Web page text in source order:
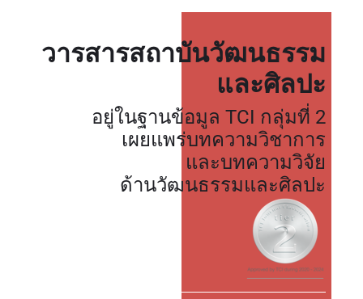
วารสารสถาบันวัฒนธรรม
และศิลปะ
อยู่ในฐานข้อมูล TCI กลุ่มที่ 2
เผยแพร่บทความวิชาการ
และบทความวิจัย
ด้านวัฒนธรรมและศิลปะ